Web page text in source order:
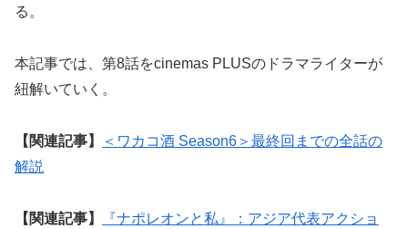
る。
本記事では、第8話をcinemas PLUSのドラマライターが
紐解いていく。
【関連記事】
＜ワカコ酒 Season6＞最終回までの全話の
解説
【関連記事】
『ナポレオンと私』：アジア代表アクショ